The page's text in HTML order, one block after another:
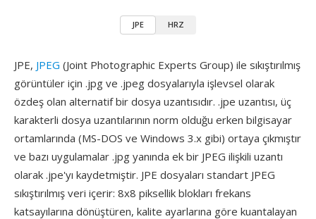
JPE HRZ
JPE, JPEG (Joint Photographic Experts Group) ile sıkıştırılmış
görüntüler için .jpg ve .jpeg dosyalarıyla işlevsel olarak
özdeş olan alternatif bir dosya uzantısıdır. .jpe uzantısı, üç
karakterli dosya uzantılarının norm olduğu erken bilgisayar
ortamlarında (MS-DOS ve Windows 3.x gibi) ortaya çıkmıştır
ve bazı uygulamalar .jpg yanında ek bir JPEG ilişkili uzantı
olarak .jpe'yı kaydetmiştir. JPE dosyaları standart JPEG
sıkıştırılmış veri içerir: 8x8 piksellik blokları frekans
katsayılarına dönüştüren, kalite ayarlarına göre kuantalayan